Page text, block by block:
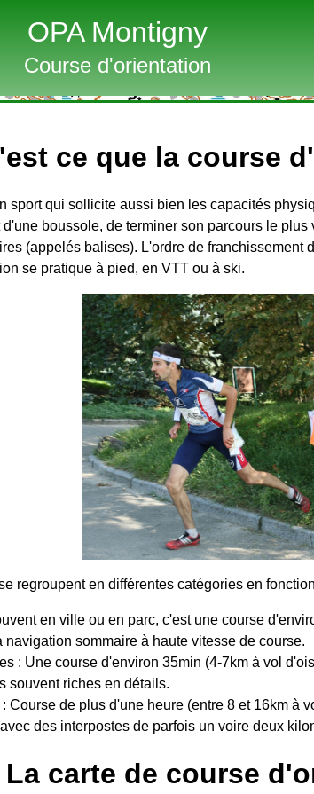
OPA Montigny
Course d'orientation
ce que la course
sport qui sollicite aussi bien les capacités
boussole, de terminer son parcours le
(appelés balises). L'ordre de franchissement
se pratique à pied, en VTT ou à ski.
regroupent en différentes catégories en
en ville ou en parc, c'est une course
sommaire à haute vitesse de course.
: Une course d'environ 35min (4-7km à vol
souvent riches en détails.
Course de plus d'une heure (entre 8 et 16km à
des interpostes de parfois un voire deux
La carte de course